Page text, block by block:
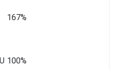
167%
100%